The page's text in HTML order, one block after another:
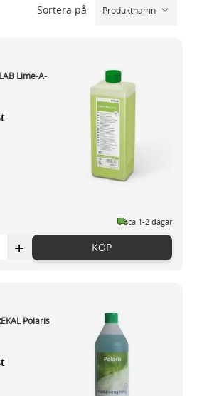
Sortera på
Lime-A-
ca 1-2 dagar
+ KÖP
Polaris